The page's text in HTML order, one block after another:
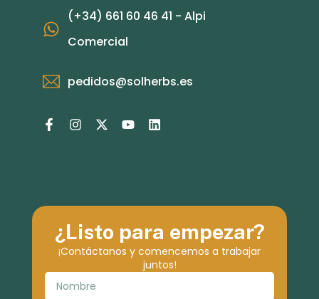
(+34) 661 60 46 41 - Alpi
Comercial
pedidos@solherbs.es
¿Listo para empezar?
¡Contáctanos y comencemos a trabajar
juntos!